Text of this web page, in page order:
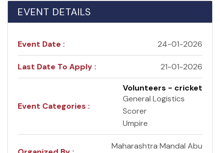
EVENT DETAILS
Event Date : 24-01-2026
Last Date To Apply : 21-01-2026
Event Categories :
Volunteers - cricket
General Logistics
Scorer
Umpire
Maharashtra Mandal Abu